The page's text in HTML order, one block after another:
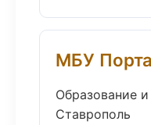
МБУ
Образование
Ставрополь